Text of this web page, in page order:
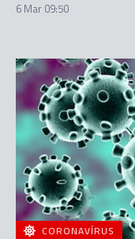
6 Mar 09:50
CORONAVÍRUS